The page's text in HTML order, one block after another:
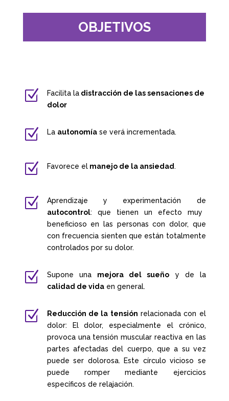
OBJETIVOS
Z Facilita ladistracción de las sensaciones de
dolor
Z La autonomíase verá incrementada.
Z Favorece elmanejo de la ansiedad.
Z
Aprendizaje y experimentación de
autocontrol: que tienen un efecto muy
beneficioso en las personas con dolor, que
con frecuencia sienten que están totalmente
controlados por su dolor.
Z Supone una mejora del sueño y de la
calidad de vidaen general.
Z Reducción de la tensión relacionada con el
dolor: El dolor, especialmente el crónico,
provoca una tensión muscular reactiva en las
partes afectadas del cuerpo, que a su vez
puede ser dolorosa. Este círculo vicioso se
puede romper mediante ejercicios
específicos de relajación.